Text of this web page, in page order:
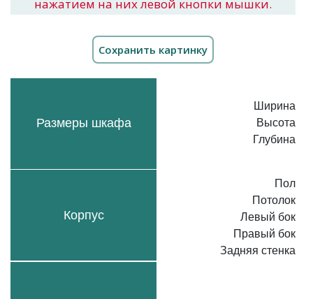
нажатием на них левой кнопки мышки.
Размеры шкафа
Корпус
Ширина
Высота
Глубина
Пол
Потолок
Левый бок
Правый бок
Задняя стенка